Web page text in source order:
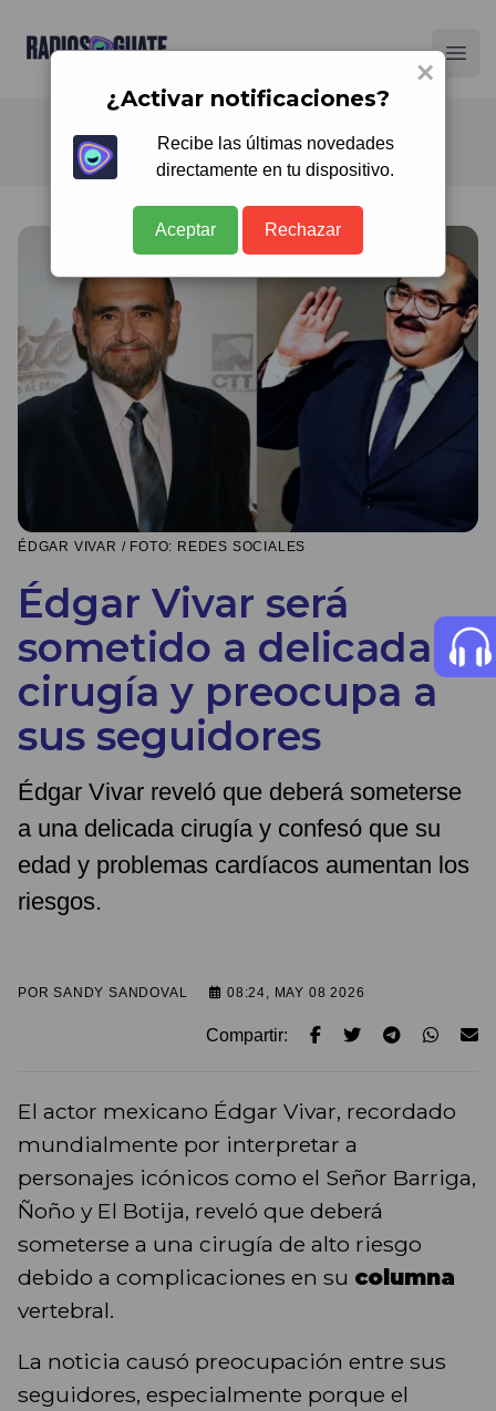
Radios Guate
ÉDGAR VIVAR / FOTO: REDES SOCIALES
Édgar Vivar será
sometido a delicada
cirugía y preocupa a
sus seguidores
Édgar Vivar reveló que deberá someterse
a una delicada cirugía y confesó que su
edad y problemas cardíacos aumentan los
riesgos.
PORSANDY SANDOVAL 08:24, MAY 08 2026
Compartir:
El actor mexicano Édgar Vivar, recordado
mundialmente por interpretar a
personajes icónicos como el Señor Barriga,
Ñoño y El Botija, reveló que deberá
someterse a una cirugía de alto riesgo
debido a complicaciones en su columna
vertebral.
La noticia causó preocupación entre sus
seguidores, especialmente porque el
×
¿Activar notificaciones?
Recibe las últimas novedades
directamente en tu dispositivo.
Aceptar Rechazar